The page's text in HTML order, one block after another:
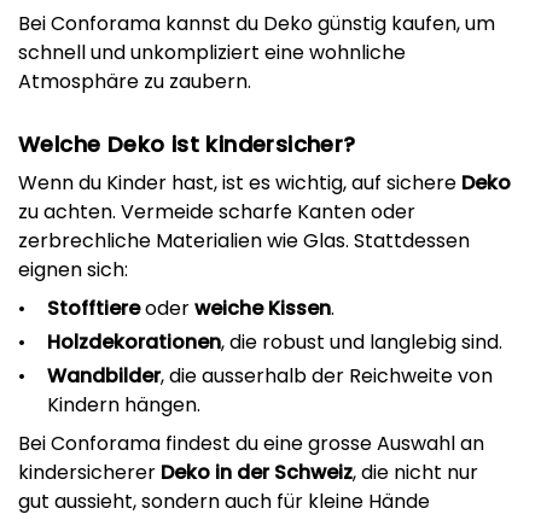
Bei Conforama kannst du Deko günstig kaufen, um
schnell und unkompliziert eine wohnliche
Atmosphäre zu zaubern.
Welche Deko ist kindersicher?
Wenn du Kinder hast, ist es wichtig, auf sichere Deko
zu achten. Vermeide scharfe Kanten oder
zerbrechliche Materialien wie Glas. Stattdessen
eignen sich:
Stofftiereoderweiche Kissen.
Holzdekorationen, die robust und langlebig sind.
Wandbilder, die ausserhalb der Reichweite von
Kindern hängen.
Bei Conforama findest du eine grosse Auswahl an
kindersicherer Deko in der Schweiz, die nicht nur
gut aussieht, sondern auch für kleine Hände